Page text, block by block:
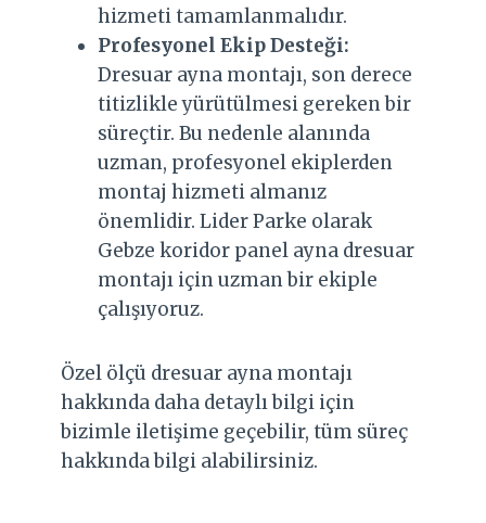
hizmeti tamamlanmalıdır.
Profesyonel Ekip Desteği:
Dresuar ayna montajı, son derece
titizlikle yürütülmesi gereken bir
süreçtir. Bu nedenle alanında
uzman, profesyonel ekiplerden
montaj hizmeti almanız
önemlidir. Lider Parke olarak
Gebze koridor panel ayna dresuar
montajı için uzman bir ekiple
çalışıyoruz.
Özel ölçü dresuar ayna montajı
hakkında daha detaylı bilgi için
bizimle iletişime geçebilir, tüm süreç
hakkında bilgi alabilirsiniz.